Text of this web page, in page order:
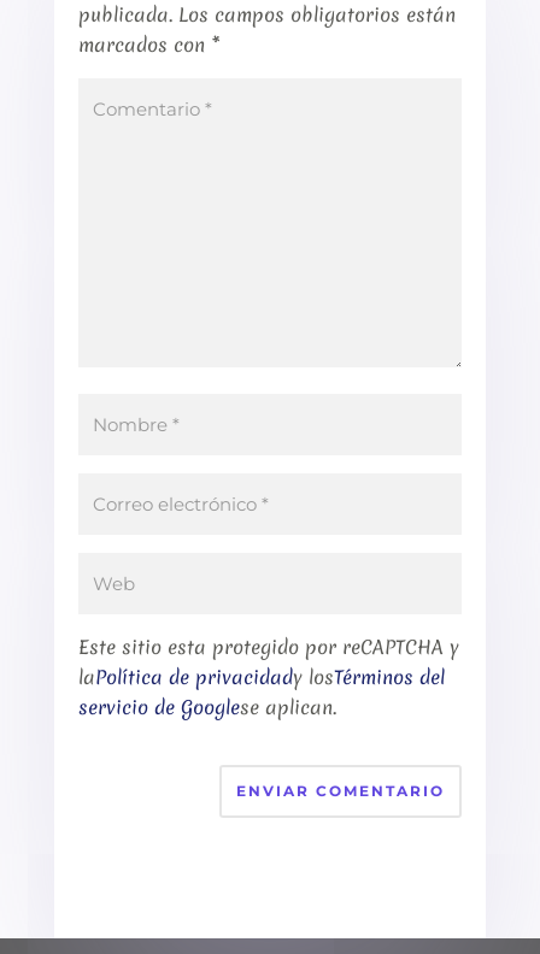
publicada. Los campos obligatorios están
marcados con *
Este sitio esta protegido por reCAPTCHA y
laPolítica de privacidady losTérminos del
servicio de Googlese aplican.
ENVIAR COMENTARIO